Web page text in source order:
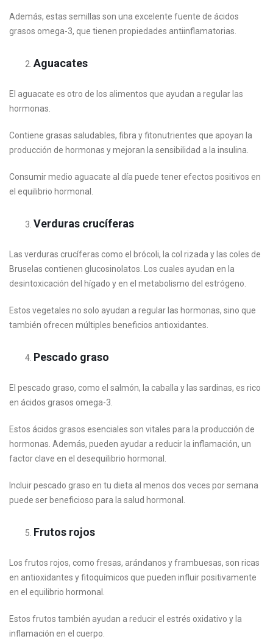
Además, estas semillas son una excelente fuente de ácidos
grasos omega-3, que tienen propiedades antiinflamatorias.
Aguacates
El aguacate es otro de los alimentos que ayudan a regular las
hormonas.
Contiene grasas saludables, fibra y fitonutrientes que apoyan la
producción de hormonas y mejoran la sensibilidad a la insulina.
Consumir medio aguacate al día puede tener efectos positivos en
el equilibrio hormonal.
Verduras crucíferas
Las verduras crucíferas como el brócoli, la col rizada y las coles de
Bruselas contienen glucosinolatos. Los cuales ayudan en la
desintoxicación del hígado y en el metabolismo del estrógeno.
Estos vegetales no solo ayudan a regular las hormonas, sino que
también ofrecen múltiples beneficios antioxidantes.
Pescado graso
El pescado graso, como el salmón, la caballa y las sardinas, es rico
en ácidos grasos omega-3.
Estos ácidos grasos esenciales son vitales para la producción de
hormonas. Además, pueden ayudar a reducir la inflamación, un
factor clave en el desequilibrio hormonal.
Incluir pescado graso en tu dieta al menos dos veces por semana
puede ser beneficioso para la salud hormonal.
Frutos rojos
Los frutos rojos, como fresas, arándanos y frambuesas, son ricas
en antioxidantes y fitoquímicos que pueden influir positivamente
en el equilibrio hormonal.
Estos frutos también ayudan a reducir el estrés oxidativo y la
inflamación en el cuerpo.